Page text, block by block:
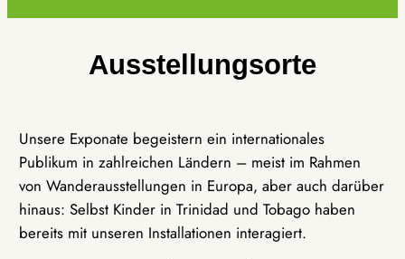
Ausstellungsorte
Unsere Exponate begeistern ein internationales
Publikum in zahlreichen Ländern – meist im Rahmen
von Wanderausstellungen in Europa, aber auch darüber
hinaus: Selbst Kinder in Trinidad und Tobago haben
bereits mit unseren Installationen interagiert.